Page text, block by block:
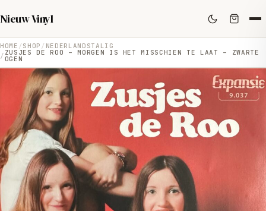
Nieuw Vinyl
HOME SHOP NEDERLANDSTALIG
ZUSJES DE ROO – MORGEN IS HET MISSCHIEN TE LAAT – ZWARTE
OGEN